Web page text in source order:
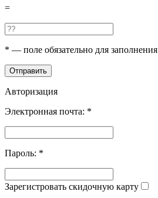
=
* — поле обязательно для заполнения
Отправить
Авторизация
Электронная почта: *
Пароль: *
Зарегистровать скидочную карту